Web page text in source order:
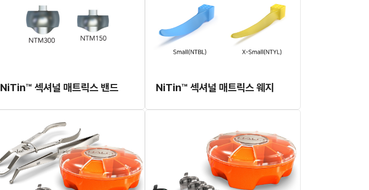
NiTin™ 섹셔널 매트릭스 밴드 NiTin™ 섹셔널 매트릭스 웨지